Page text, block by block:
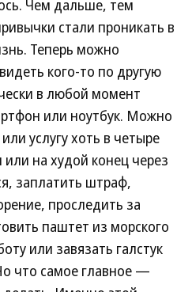
Чем дальше, тем
стали проникать в
Теперь можно
кого-то по другую
в любой момент
или ноутбук. Можно
услугу хоть в четыре
на худой конец через
заплатить штраф,
проследить за
паштет из морского
или завязать галстук
что самое главное —